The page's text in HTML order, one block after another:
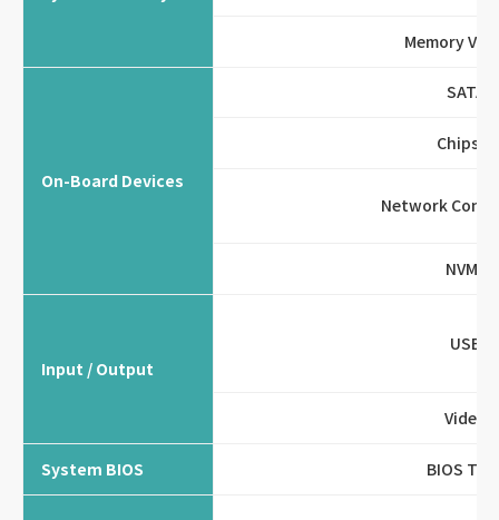
Memory
On-Board Devices
SATA
Chipset
Network
NVMe
Input / Output
USB
Video
System BIOS BIOS